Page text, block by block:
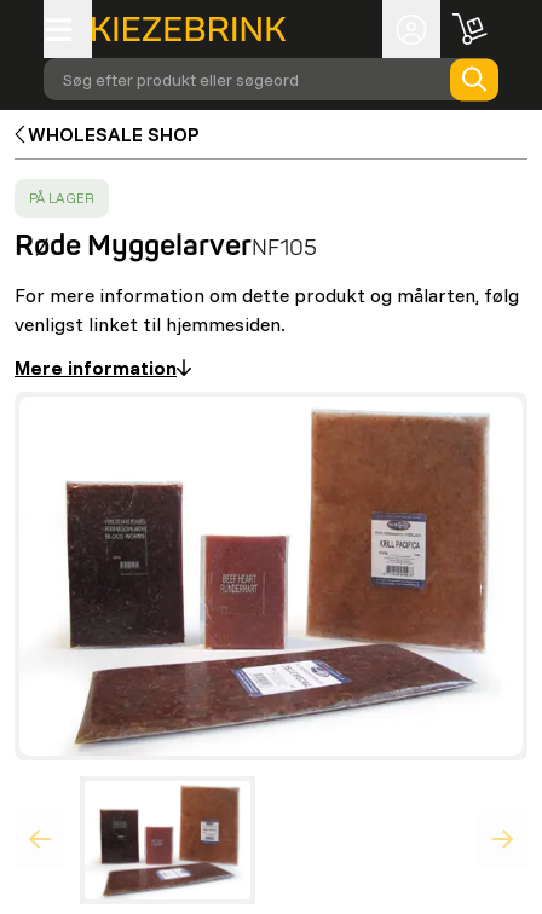
Søg efter produkt eller søgeord
WHOLESALE SHOP
SUCCESS
PÅ LAGER
Røde MyggelarverNF105
For mere information om dette produkt og målarten, følg
venligst linket til hjemmesiden.
Mere information